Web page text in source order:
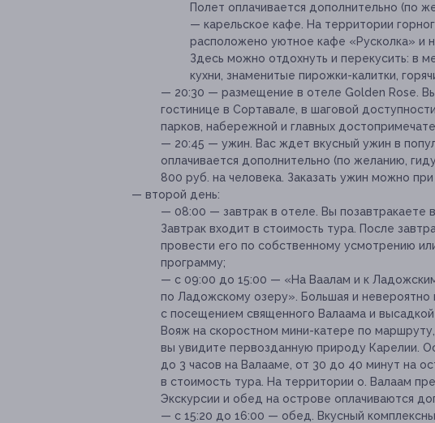
Полет оплачивается дополнительно (по
— карельское кафе. На территории
расположено уютное кафе «Русколка» и
Здесь можно отдохнуть и перекусить: в
кухни, знаменитые пирожки-калитки,
— 20:30 — размещение в отеле Golden Rose.
гостинице в Сортавале, в шаговой
парков, набережной и главных
— 20:45 — ужин. Вас ждет вкусный ужин в
оплачивается дополнительно (по желанию,
800 руб. на человека. Заказать ужин можно при
— второй день:
— 08:00 — завтрак в отеле. Вы позавтракаете
Завтрак входит в стоимость тура. После
провести его по собственному усмотрению
программу;
— с 09:00 до 15:00 — «На Ваалам и к
по Ладожскому озеру». Большая и невероятно
с посещением священного Валаама и
Вояж на скоростном мини-катере по
вы увидите первозданную природу Карелии.
до 3 часов на Валааме, от 30 до 40 минут на
в стоимость тура. На территории о. Валаам
Экскурсии и обед на острове оплачиваются
— с 15:20 до 16:00 — обед. Вкусный